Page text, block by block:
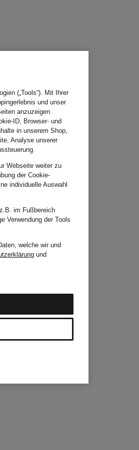
(„Tools“). Mit Ihrer
und unser
anzuzeigen.
ID, Browser- und
in unserem Shop,
Analyse unserer
Webseite weiter zu
der Cookie-
individuelle Auswahl
im Fußbereich
Verwendung der Tools
welche wir und
und